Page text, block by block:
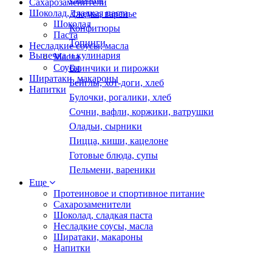
Сахарозаменители
Шоколад, сладкая паста
Шоколад
Паста
Несладкие соусы, масла
Масла
Соусы
Ширатаки, макароны
Напитки
Джемы, варенье
Конфитюры
Топинги
Выпечка и кулинария
Блинчики и пирожки
Бейглы, хот-доги, хлеб
Булочки, рогалики, хлеб
Сочни, вафли, коржики, ватрушки
Оладьи, сырники
Пицца, киши, кацелоне
Готовые блюда, супы
Пельмени, вареники
Еще
Протеиновое и спортивное питание
Сахарозаменители
Шоколад, сладкая паста
Несладкие соусы, масла
Ширатаки, макароны
Напитки